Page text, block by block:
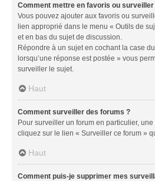
Comment mettre en favoris ou
Vous pouvez ajouter aux favoris ou
lien approprié dans le menu « Outils de
et en bas du sujet de discussion.
Répondre à un sujet en cochant la case
lorsqu’une réponse est postée » vous
surveiller le sujet.
Haut
Comment surveiller des forums ?
Pour surveiller un forum en particulier,
cliquez sur le lien « Surveiller ce forum »
Haut
Comment puis-je supprimer mes